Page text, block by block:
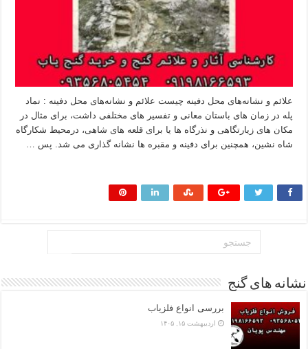
علائم و نشانه‌های محل دفینه چیست علائم و نشانه‌های محل دفینه : نماد
پله در زمان های باستان معانی و تفسیر های مختلفی داشت، برای مثال در
مکان های زیارتگاهی و نذرگاه ها یا برای قلعه های شاهی، درمحیط شکارگاه
شاه نشین، همچنین برای دفینه و مقبره ها نشانه گذاری می شد. پس …
نشانه های گنج
بررسی انواع فلزیاب
اردیبهشت ۱۵, ۱۴۰۵